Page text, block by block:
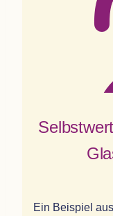
Ein Bei­spiel